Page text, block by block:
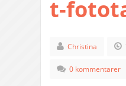
t-
Christina
0 kommentarer